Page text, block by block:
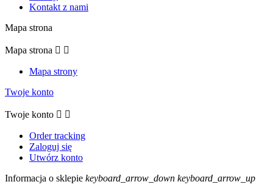
Kontakt z nami
Mapa strona
Mapa strona  
Mapa strony
Twoje konto
Twoje konto  
Order tracking
Zaloguj się
Utwórz konto
Informacja o sklepie keyboard_arrow_down keyboard_arrow_up